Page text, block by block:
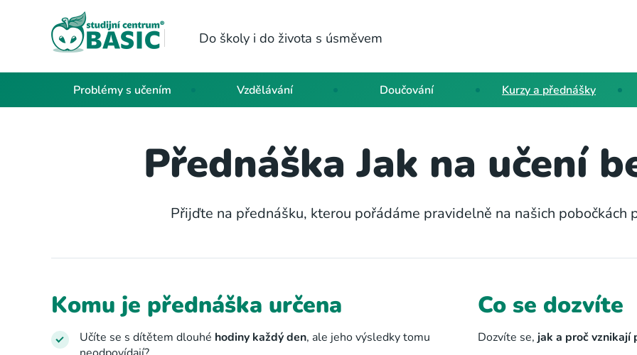
Do školy i do života s úsměvem
Problémy s učením Vzdělávání Doučování Kurzy a přednášky
Přednáška Jak na učení
Přijďte na přednášku, kterou pořádáme pravidelně na našich pobočkách
Komu je přednáška určena
Učíte se s dítětem dlouhé hodiny každý den, ale jeho výsledky tomu
Co se dozvíte
Dozvíte se, jak a proč vznikají